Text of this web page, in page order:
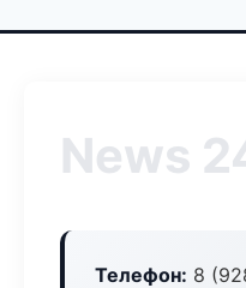
News
Телефон: 8